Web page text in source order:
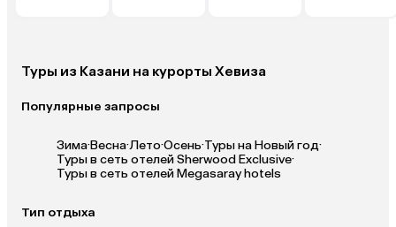
Туры из Казани на курорты Хевиза
Популярные запросы
Зима·Весна·Лето·Осень·Туры на Новый год·
Туры в сеть отелей Sherwood Exclusive·
Туры в сеть отелей Megasaray hotels
Тип отдыха